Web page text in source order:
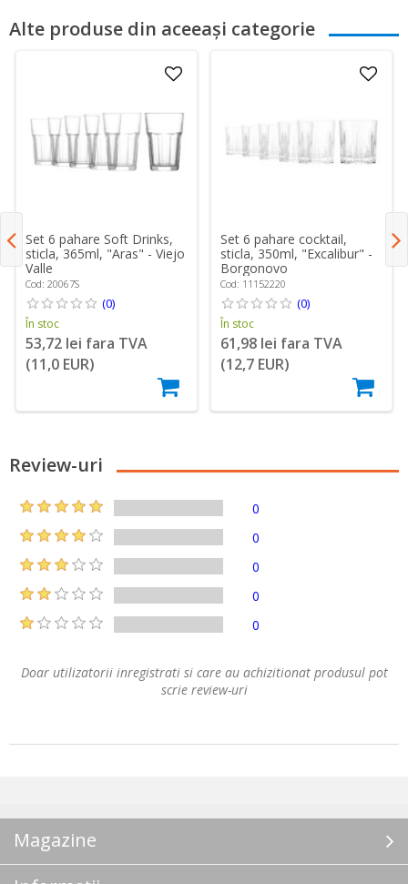
Alte produse din aceeași categorie
Set 6 pahare Soft Drinks,
sticla, 365ml, "Aras" - Viejo
Valle
Cod: 20067S
(0)
În stoc
53,72 lei fara TVA
(11,0 EUR)
Set 6 pahare cocktail,
sticla, 350ml, "Excalibur" -
Borgonovo
Cod: 11152220
(0)
În stoc
61,98 lei fara TVA
(12,7 EUR)
Review-uri
0
0
0
0
0
Doar utilizatorii inregistrati si care au achizitionat produsul pot
scrie review-uri
Magazine